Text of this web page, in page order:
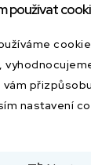
používat
nastavení